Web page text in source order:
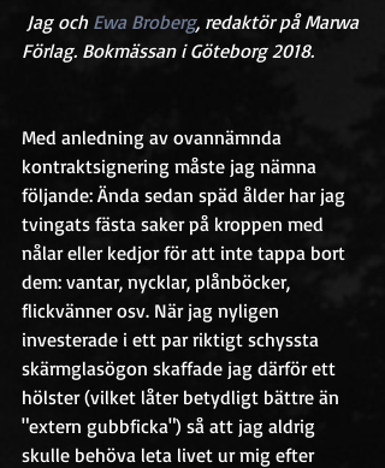
Jag och Ewa Broberg, redaktör på Marwa
Förlag. Bokmässan i Göteborg 2018.
Med anledning av ovannämnda
kontraktsignering måste jag nämna
följande: Ända sedan späd ålder har jag
tvingats fästa saker på kroppen med
nålar eller kedjor för att inte tappa bort
dem: vantar, nycklar, plånböcker,
flickvänner osv. När jag nyligen
investerade i ett par riktigt schyssta
skärmglasögon skaffade jag därför ett
hölster (vilket låter betydligt bättre än
"extern gubbficka") så att jag aldrig
skulle behöva leta livet ur mig efter